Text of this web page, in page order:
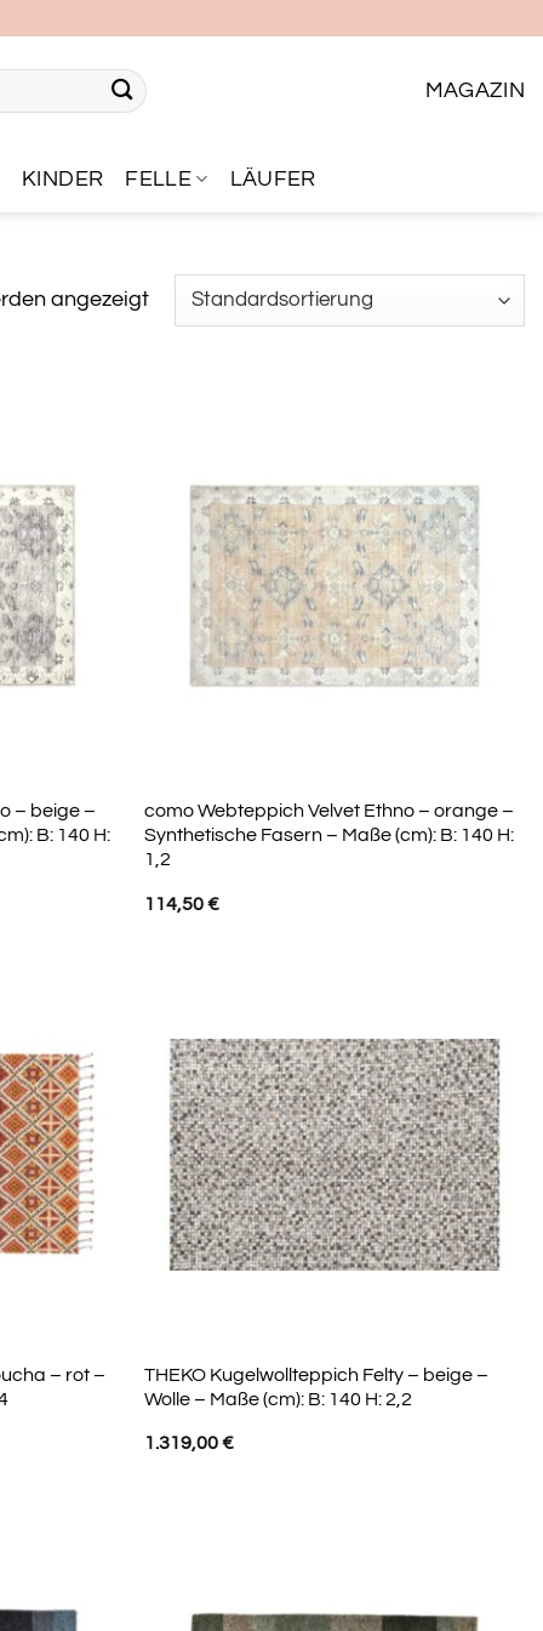
MAGAZIN
KINDER FELLE LÄUFER
angezeigt
– beige –
B: 140 H:
como Webteppich Velvet Ethno – orange –
Synthetische Fasern – Maße (cm): B: 140 H:
1,2
114,50€
– rot –
THEKO Kugelwollteppich Felty – beige –
Wolle – Maße (cm): B: 140 H: 2,2
1.319,00€